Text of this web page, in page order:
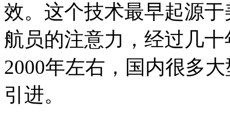
效。这个技术最早起源
航员的注意力，经过几
2000年左右，国内很多
引进。